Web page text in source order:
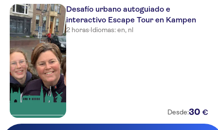
Desafío urbano autoguiado e
interactivo Escape Tour en Kampen
2 horas·Idiomas: en, nl
Desde:30 €